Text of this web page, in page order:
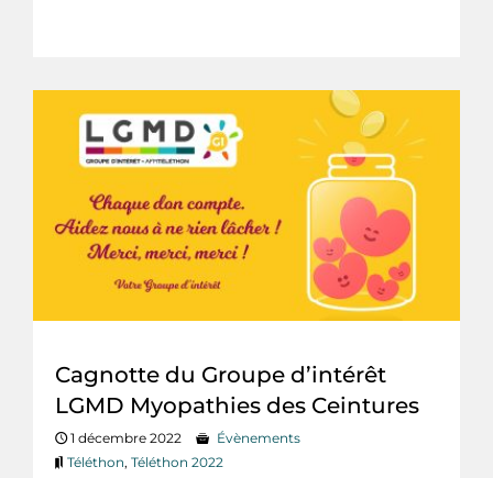
Cagnotte du Groupe d’intérêt
LGMD Myopathies des Ceintures
1 décembre 2022
Évènements
Téléthon, Téléthon 2022